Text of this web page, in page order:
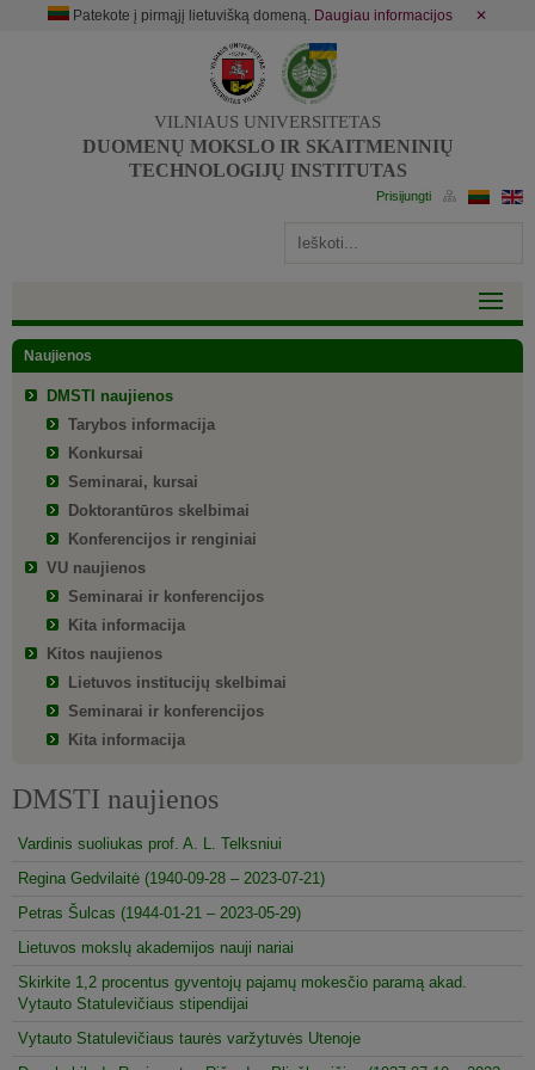
Patekote į pirmąjį lietuvišką domeną. Daugiau informacijos ✕
VILNIAUS UNIVERSITETAS
DUOMENŲ MOKSLO IR SKAITMENINIŲ
TECHNOLOGIJŲ INSTITUTAS
Naujienos
DMSTI naujienos
Tarybos informacija
Konkursai
Seminarai, kursai
Doktorantūros skelbimai
Konferencijos ir renginiai
VU naujienos
Seminarai ir konferencijos
Kita informacija
Kitos naujienos
Lietuvos institucijų skelbimai
Seminarai ir konferencijos
Kita informacija
DMSTI naujienos
Vardinis suoliukas prof. A. L. Telksniui
Regina Gedvilaitė (1940-09-28 – 2023-07-21)
Petras Šulcas (1944-01-21 – 2023-05-29)
Lietuvos mokslų akademijos nauji nariai
Skirkite 1,2 procentus gyventojų pajamų mokesčio paramą akad.
Vytauto Statulevičiaus stipendijai
Vytauto Statulevičiaus taurės varžytuvės Utenoje